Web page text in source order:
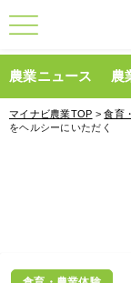
農業ニュース 農
マイナビ農業TOP >食育
をヘルシーにいただく